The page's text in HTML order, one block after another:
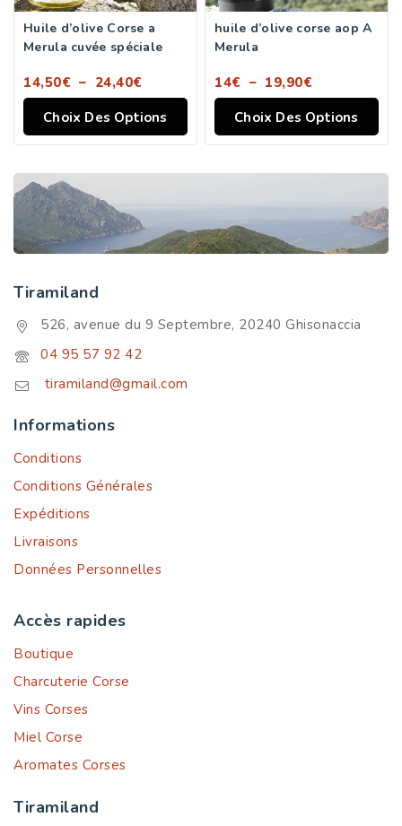
Huile d’olive Corse a
Merula cuvée spéciale
14,50€ – 24,40€
Choix Des Options
huile d’olive corse aop A
Merula
14€ – 19,90€
Choix Des Options
Tiramiland
526, avenue du 9 Septembre, 20240 Ghisonaccia
04 95 57 92 42
tiramiland@gmail.com
Informations
Conditions
Conditions Générales
Expéditions
Livraisons
Données Personnelles
Accès rapides
Boutique
Charcuterie Corse
Vins Corses
Miel Corse
Aromates Corses
Tiramiland